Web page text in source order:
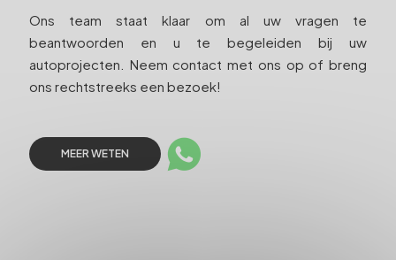
Ons team staat klaar om al uw vragen te
beantwoorden en u te begeleiden bij uw
autoprojecten. Neem contact met ons op of breng
ons rechtstreeks een bezoek!
MEER WETEN